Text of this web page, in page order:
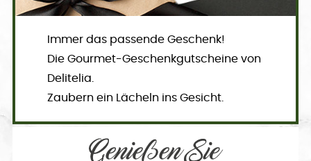
Immer das passende Geschenk!
Die Gourmet-Geschenkgutscheine von
Delitelia.
Zaubern ein Lächeln ins Gesicht.